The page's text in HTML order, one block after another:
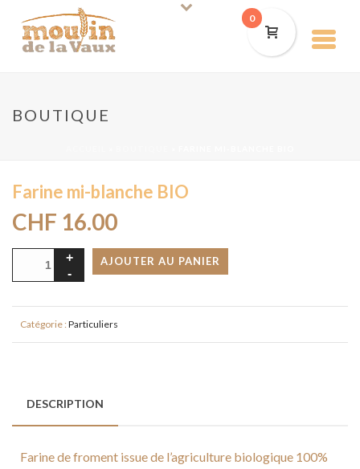
BOUTIQUE
Farine mi-blanche BIO
CHF 16.00
AJOUTER AU PANIER
Catégorie :Particuliers
DESCRIPTION
Farine de froment issue de l’agriculture biologique 100%
0